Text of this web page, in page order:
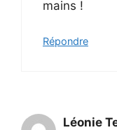
mains !
Répondre
Léonie